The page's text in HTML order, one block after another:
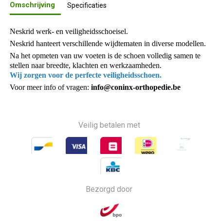
Omschrijving Specificaties
Neskrid werk- en veiligheidsschoeisel.
Neskrid hanteert verschillende wijdtematen in diverse modellen.
Na het opmeten van uw voeten is de schoen volledig samen te
stellen naar breedte, klachten en werkzaamheden.
Wij zorgen voor de perfecte veiligheidsschoen.
Voor meer info of vragen: info@coninx-orthopedie.be
Veilig betalen met
Bezorgd door